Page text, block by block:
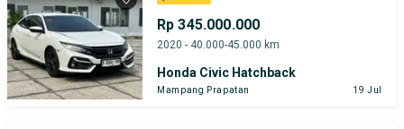
Rp 345.000.000
2020 - 40.000-45.000 km
Honda Civic Hatchback
Mampang Prapatan 19 Jul